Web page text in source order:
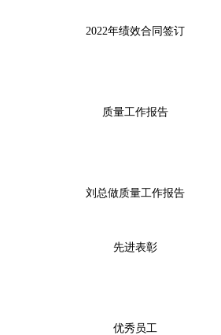
2022年绩效合同签订
质量工作报告
刘总做质量工作报告
先进表彰
优秀员工